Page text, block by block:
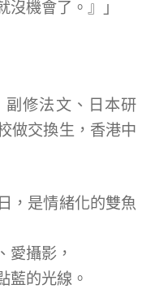
機會了。』」
修法文、日本研
做交換生，香港中
，是情緒化的雙魚
愛攝影，
藍的光線。